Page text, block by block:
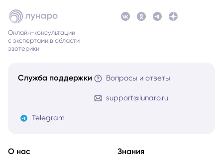
Онлайн-консультации
с экспертами в области
эзотерики
Служба поддержки Вопросы и ответы
support@lunaro.ru
Telegram
О нас Знания